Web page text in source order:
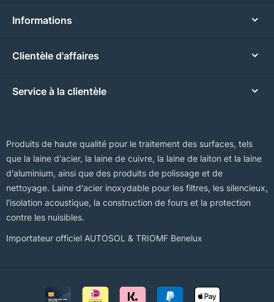
Informations
Clientèle d'affaires
Service à la clientèle
Produits de haute qualité pour le traitement des surfaces, tels
que la laine d'acier, la laine de cuivre, la laine de laiton et la laine
d'aluminium, ainsi que des produits de polissage et de
nettoyage. Laine d'acier inoxydable pour les filtres, les silencieux,
l'isolation acoustique, la construction de fours et la protection
contre les nuisibles.
Importateur officiel AUTOSOL & TRIOMF Benelux